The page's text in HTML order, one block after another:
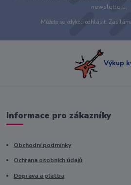
newsletteru.
Můžete se kdykoli odhlásit.
Výkup
Informace pro zákazníky
Obchodní podmínky
Ochrana osobních údajů
Doprava a platba